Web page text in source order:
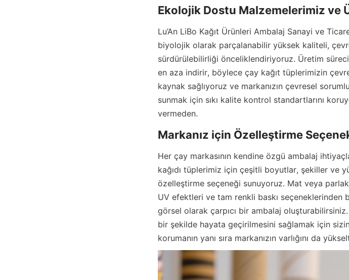
Ekolojik Dostu Malzemelerimiz ve
Lu’An LiBo Kağıt Ürünleri Ambalaj Sanayi ve
biyolojik olarak parçalanabilir yüksek kaliteli,
sürdürülebilirliği önceliklendiriyoruz. Üretim
en aza indirir, böylece çay kağıt tüplerimizin
kaynak sağlıyoruz ve markanızın çevresel
sunmak için sıkı kalite kontrol standartlarını
vermeden.
Markanız için Özelleştirme
Her çay markasının kendine özgü ambalaj
kağıdı tüplerimiz için çeşitli boyutlar, şekiller ve
özelleştirme seçeneği sunuyoruz. Mat veya
UV efektleri ve tam renkli baskı seçeneklerinden
görsel olarak çarpıcı bir ambalaj
bir şekilde hayata geçirilmesini sağlamak için
korumanın yanı sıra markanızın varlığını da